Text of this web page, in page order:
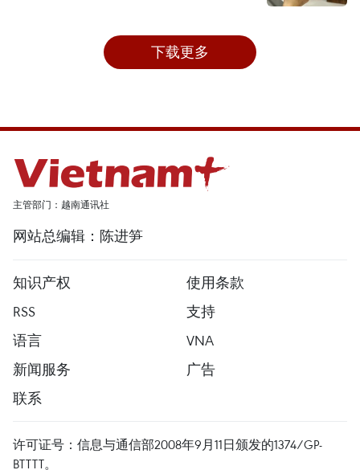
下载更多
主管部门：越南通讯社
网站总编辑：陈进笋
知识产权
使用条款
RSS
支持
语言
VNA
新闻服务
广告
联系
许可证号：信息与通信部2008年9月11日颁发的1374/GP-
BTTTT。